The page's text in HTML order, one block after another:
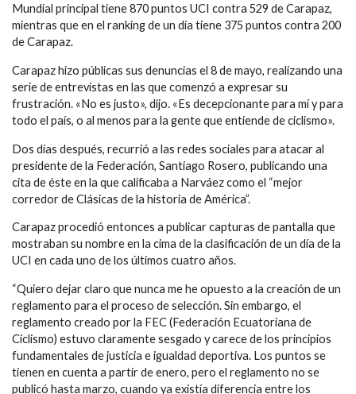
Mundial principal tiene 870 puntos UCI contra 529 de Carapaz,
mientras que en el ranking de un día tiene 375 puntos contra 200
de Carapaz.
Carapaz hizo públicas sus denuncias el 8 de mayo, realizando una
serie de entrevistas en las que comenzó a expresar su
frustración. «No es justo», dijo. «Es decepcionante para mí y para
todo el país, o al menos para la gente que entiende de ciclismo».
Dos días después, recurrió a las redes sociales para atacar al
presidente de la Federación, Santiago Rosero, publicando una
cita de éste en la que calificaba a Narváez como el “mejor
corredor de Clásicas de la historia de América”.
Carapaz procedió entonces a publicar capturas de pantalla que
mostraban su nombre en la cima de la clasificación de un día de la
UCI en cada uno de los últimos cuatro años.
“Quiero dejar claro que nunca me he opuesto a la creación de un
reglamento para el proceso de selección. Sin embargo, el
reglamento creado por la FEC (Federación Ecuatoriana de
Ciclismo) estuvo claramente sesgado y carece de los principios
fundamentales de justicia e igualdad deportiva. Los puntos se
tienen en cuenta a partir de enero, pero el reglamento no se
publicó hasta marzo, cuando ya existía diferencia entre los